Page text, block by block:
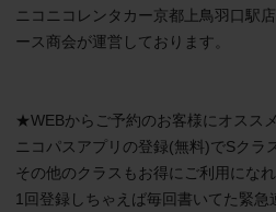
ニコニコレンタカー京都上鳥羽口駅
ース商会が運営しております。
★WEBからご予約のお客様にオスス
ニコパスアプリの登録(無料)でSクラ
その他のクラスもお得にご利用にな
1回登録しちゃえば毎回書いてた緊急